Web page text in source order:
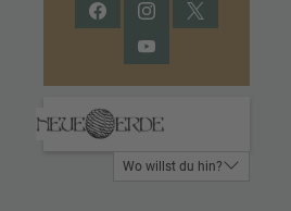
FacebookInstagramTwitter
YouTube
Wo willst du hin?